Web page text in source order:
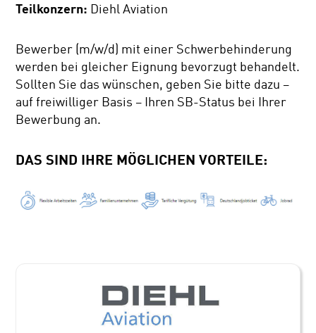
Teilkonzern: Diehl Aviation
Bewerber (m/w/d) mit einer Schwerbehinderung
werden bei gleicher Eignung bevorzugt behandelt.
Sollten Sie das wünschen, geben Sie bitte dazu –
auf freiwilliger Basis – Ihren SB-Status bei Ihrer
Bewerbung an.
DAS SIND IHRE MÖGLICHEN VORTEILE: